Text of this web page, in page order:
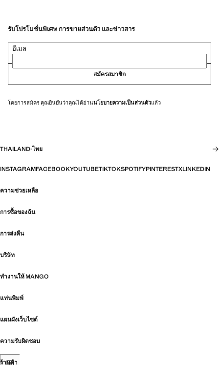
รับโปรโมชั่นพิเศษ การขายส่วนตัว และข่าวสาร
อีเมล
สมัครสมาชิก
โดยการสมัคร คุณยืนยันว่าคุณได้อ่านนโยบายความเป็นส่วนตัวแล้ว
THAILAND·ไทย
INSTAGRAMFACEBOOKYOUTUBETIKTOKSPOTIFYPINTERESTXLINKEDIN
ความช่วยเหลือ
การซื้อของฉัน
การส่งคืน
บริษัท
ทำงานให้ MANGO
แท่นพิมพ์
แผนผังเว็บไซต์
ความรับผิดชอบ
ร้านค้า